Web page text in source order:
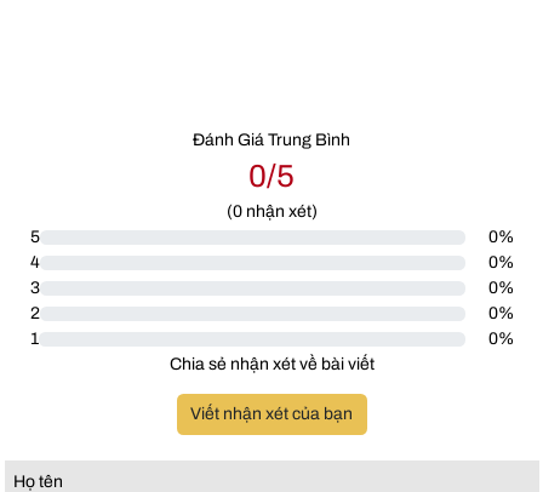
Đánh Giá Trung Bình
0/5
(0nhận xét)
5
0%
4
0%
3
0%
2
0%
1
0%
Chia sẻ nhận xét về bài viết
Viết nhận xét của bạn
Họ tên